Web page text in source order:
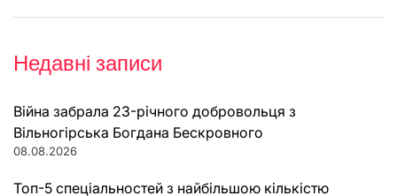
Недавні записи
Війна забрала 23-річного добровольця з
Вільногірська Богдана Бескровного
08.08.2026
Топ-5 спеціальностей з найбільшою кількістю